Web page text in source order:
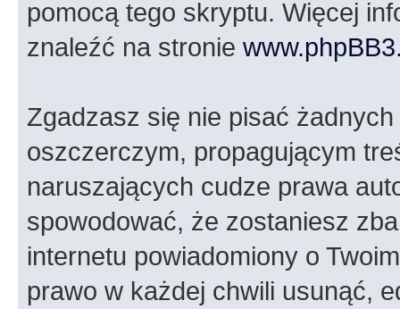
pomocą tego skryptu. Więcej
znaleźć na stronie
Zgadzasz się nie pisać
oszczerczym, propagującym
naruszających cudze prawa
spowodować, że zostaniesz
internetu powiadomiony o
prawo w każdej chwili usunąć,